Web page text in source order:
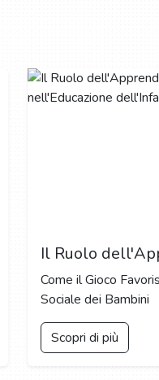
Come il Gioco
Sociale dei Bambini
Scopri di più